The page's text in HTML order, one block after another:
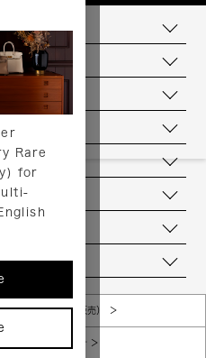
Rare
for
販売規約（店頭販売）
個人情報保護方針